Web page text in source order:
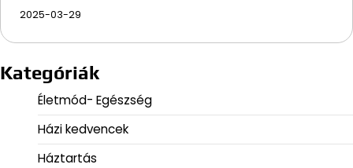
2025-03-29
Kategóriák
Életmód- Egészség
Házi kedvencek
Háztartás